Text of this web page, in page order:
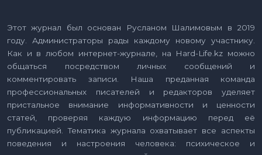
Этот журнал был основан Русланом Шалимовым в 2019
году. Администраторы рады каждому новому участнику.
Как и в любом интернет-журнале, на Hard-Life.kz можно
общаться посредством личных сообщений и
комментировать записи. Наша преданная команда
профессиональных писателей и редакторов уделяет
пристальное внимание информативности и ценности
статей, проверяя каждую информацию перед её
публикацией. Тематика журнала охватывает все аспекты
поведения и настроения человека: психическое и